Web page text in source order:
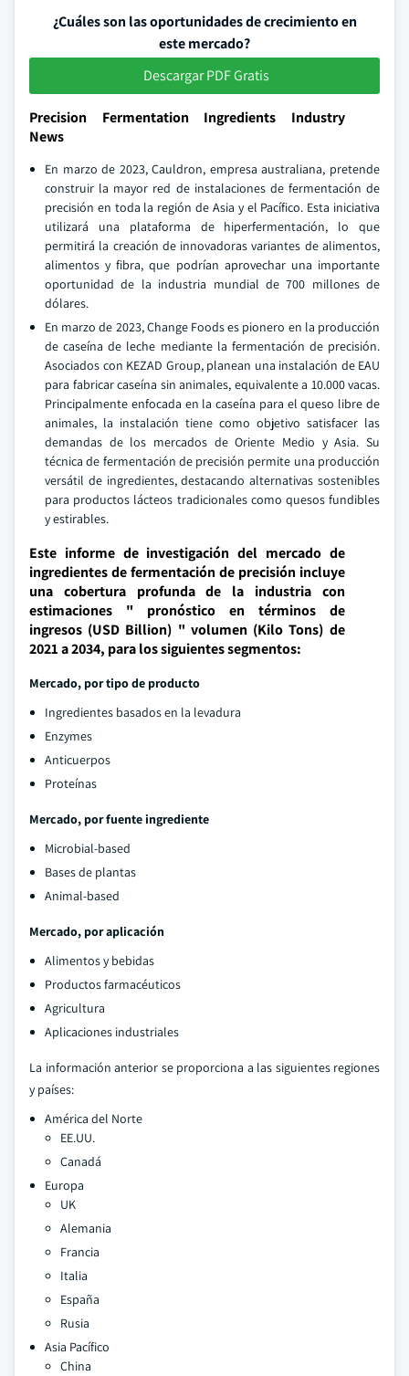
¿Cuáles son las oportunidades de crecimiento en
este mercado?
Descargar PDF Gratis
Precision Fermentation Ingredients Industry
News
En marzo de 2023, Cauldron, empresa australiana, pretende
construir la mayor red de instalaciones de fermentación de
precisión en toda la región de Asia y el Pacífico. Esta iniciativa
utilizará una plataforma de hiperfermentación, lo que
permitirá la creación de innovadoras variantes de alimentos,
alimentos y fibra, que podrían aprovechar una importante
oportunidad de la industria mundial de 700 millones de
dólares.
En marzo de 2023, Change Foods es pionero en la producción
de caseína de leche mediante la fermentación de precisión.
Asociados con KEZAD Group, planean una instalación de EAU
para fabricar caseína sin animales, equivalente a 10.000 vacas.
Principalmente enfocada en la caseína para el queso libre de
animales, la instalación tiene como objetivo satisfacer las
demandas de los mercados de Oriente Medio y Asia. Su
técnica de fermentación de precisión permite una producción
versátil de ingredientes, destacando alternativas sostenibles
para productos lácteos tradicionales como quesos fundibles
y estirables.
Este informe de investigación del mercado de
ingredientes de fermentación de precisión incluye
una cobertura profunda de la industria con
estimaciones " pronóstico en términos de
ingresos (USD Billion) " volumen (Kilo Tons) de
2021 a 2034, para los siguientes segmentos:
Mercado, por tipo de producto
Ingredientes basados en la levadura
Enzymes
Anticuerpos
Proteínas
Mercado, por fuente ingrediente
Microbial-based
Bases de plantas
Animal-based
Mercado, por aplicación
Alimentos y bebidas
Productos farmacéuticos
Agricultura
Aplicaciones industriales
La información anterior se proporciona a las siguientes regiones
y países:
América del Norte
EE.UU.
Canadá
Europa
UK
Alemania
Francia
Italia
España
Rusia
Asia Pacífico
China